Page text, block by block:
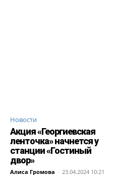
Новости
Акция «Георгиевская
ленточка» начнется у
станции «Гостиный
двор»
Алиса Громова - 23.04.2024 10:21